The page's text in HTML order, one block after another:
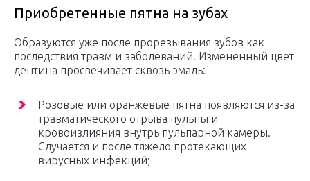
Приобретенные пятна на зубах
Образуются уже после прорезывания зубов как
последствия травм и заболеваний. Измененный цвет
дентина просвечивает сквозь эмаль:
Розовые или оранжевые пятна появляются из-за
травматического отрыва пульпы и
кровоизлияния внутрь пульпарной камеры.
Случается и после тяжело протекающих
вирусных инфекций;